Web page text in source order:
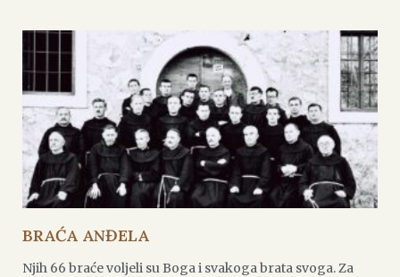
BRAĆA ANĐELA
Njih 66 braće voljeli su Boga i svakoga brata svoga. Za